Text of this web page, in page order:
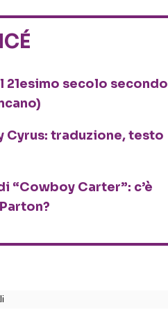
21esimo secolo secondo
Cyrus: traduzione, testo
“Cowboy Carter”: c’è